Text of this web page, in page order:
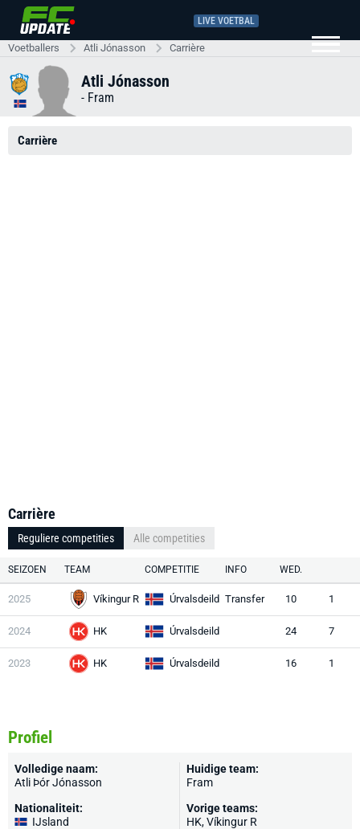
LIVE VOETBAL
Voetballers Atli Jónasson Carrière
Atli Jónasson
- Fram
Carrière
Carrière
Reguliere competities Alle competities
SEIZOEN TEAM COMPETITIE INFO WED.
2025 Víkingur R Úrvalsdeild Transfer 10 1
2024 HK Úrvalsdeild 24 7
2023 HK Úrvalsdeild 16 1
Profiel
Volledige naam:
Atli Þór Jónasson
Nationaliteit:
IJsland
Huidige team:
Fram
Vorige teams:
HK,Víkingur R